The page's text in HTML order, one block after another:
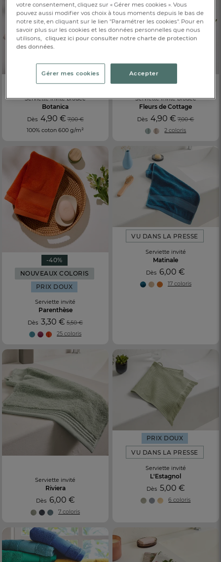
NOUVEAUTÉ
Serviette invité brodée
Botanica
Dès 4,90 € 7,00 €
100% coton 600 g/m²
NOUVEAUTÉ
Serviette invité brodée
Fleurs de Cottage
Dès4,90 € 7,00 €
2 coloris
-40%
NOUVEAUX COLORIS
PRIX DOUX
Serviette invité
Parenthèse
Dès3,30 € 5,50 €
25 coloris
VU DANS LA PRESSE
Serviette invité
Matinale
Dès 6,00 €
17 coloris
Serviette invité
Riviera
Dès 6,00 €
7 coloris
PRIX DOUX
VU DANS LA PRESSE
Serviette invité
L'Estagnol
Dès 5,00 €
6 coloris
votre consentement, cliquez sur « Gérer mes cookies ». Vous
pouvez aussi modifier vos choix à tous moments depuis le bas de
notre site, en cliquant sur le lien "Paramétrer les cookies". Pour en
savoir plus sur les cookies et les données personnelles que nous
utilisons, cliquez ici pour consulter notre charte de protection
des données.
Gérer mes cookies Accepter